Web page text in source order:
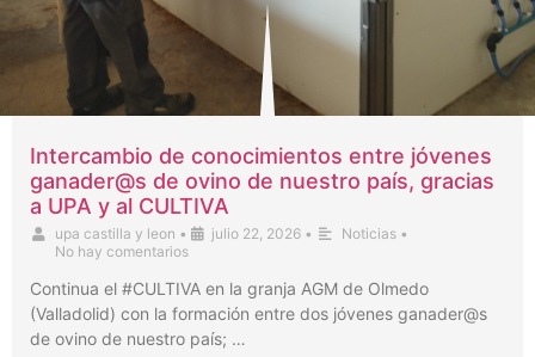
Intercambio de conocimientos entre jóvenes
ganader@s de ovino de nuestro país, gracias
a UPA y al CULTIVA
upa castilla y leon • julio 22, 2026 • Noticias •
No hay comentarios
Continua el #CULTIVA en la granja AGM de Olmedo
(Valladolid) con la formación entre dos jóvenes ganader@s
de ovino de nuestro país; …